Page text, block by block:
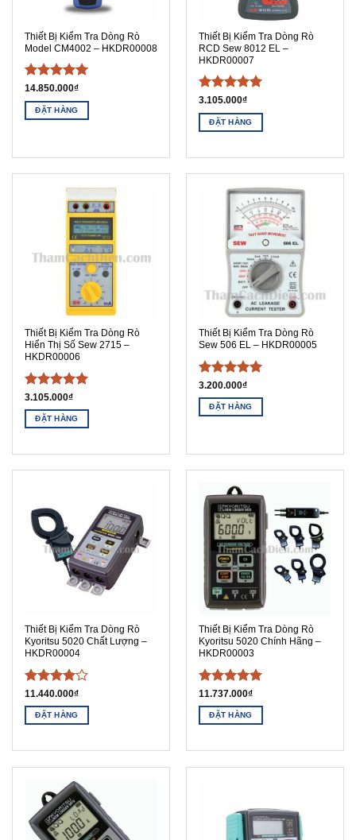
Thiết Bị Kiểm Tra Dòng Rò
Model CM4002 – HKDR00008
Được xếp
hạng55
sao
14.850.000₫
ĐẶT HÀNG
Thiết Bị Kiểm Tra Dòng Rò
RCD Sew 8012 EL –
HKDR00007
Được xếp
hạng55
sao
3.105.000₫
ĐẶT HÀNG
Thiết Bị Kiểm Tra Dòng Rò
Hiển Thị Số Sew 2715 –
HKDR00006
Được xếp
hạng55
sao
3.105.000₫
ĐẶT HÀNG
Thiết Bị Kiểm Tra Dòng Rò
Sew 506 EL – HKDR00005
Được xếp
hạng55
sao
3.200.000₫
ĐẶT HÀNG
Thiết Bị Kiểm Tra Dòng Rò
Kyoritsu 5020 Chất Lượng –
HKDR00004
Được
xếp hạng
5 sao
11.440.000₫
ĐẶT HÀNG
Thiết Bị Kiểm Tra Dòng Rò
Kyoritsu 5020 Chính Hãng –
HKDR00003
Được xếp
hạng55
sao
11.737.000₫
ĐẶT HÀNG